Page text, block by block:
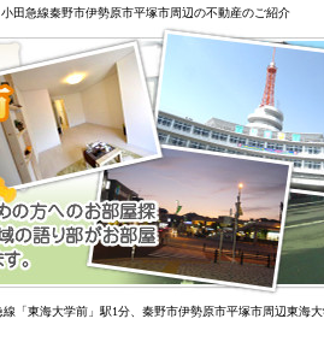
田急線秦野市伊勢原市平塚市周辺の不動産のご紹介
「東海大学前」駅1分、秦野市伊勢原市平塚市周辺東海